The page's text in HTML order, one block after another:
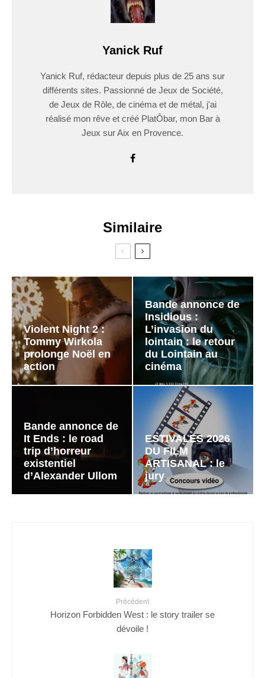
Yanick Ruf
Yanick Ruf, rédacteur depuis plus de 25 ans sur
différents sites. Passionné de Jeux de Société,
de Jeux de Rôle, de cinéma et de métal, j'ai
réalisé mon rêve et créé PlatÔbar, mon Bar à
Jeux sur Aix en Provence.
Similaire
Violent Night 2 :
Tommy Wirkola
prolonge Noël en
action
Bande annonce de
Insidious :
L’invasion du
lointain : le retour
du Lointain au
cinéma
Bande annonce de
It Ends : le road
trip d’horreur
existentiel
d’Alexander Ullom
ESTIVALES 2026
DU FILM
ARTISANAL : le
jury
Précédent
Horizon Forbidden West : le story trailer se
dévoile !